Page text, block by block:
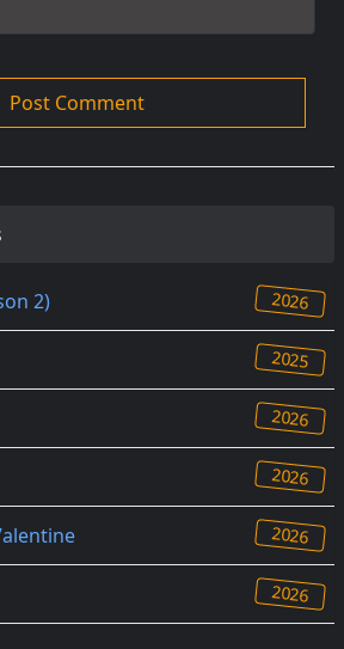
2) 2026
2025
2026
2026
2026
2026